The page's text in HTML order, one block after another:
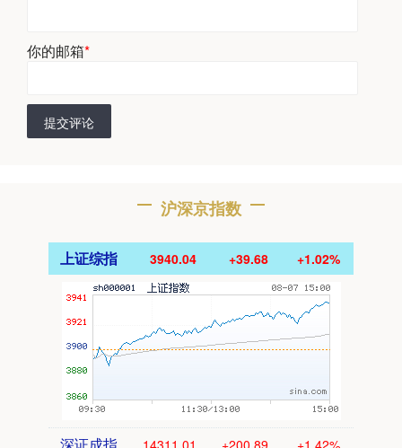
你的邮箱*
提交评论
沪深京指数
上证综指 3940.04 +39.68 +1.02%